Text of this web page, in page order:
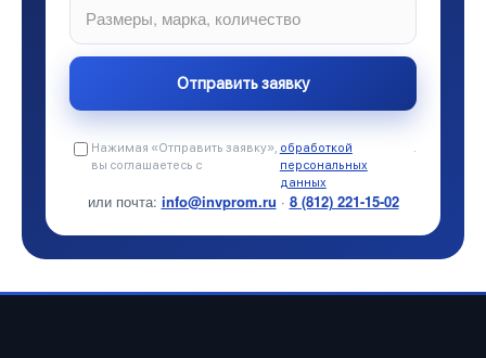
Нажимая «Отправить заявку»,
вы соглашаетесь с
обработкой
персональных
данных
.
или почта: info@invprom.ru · 8 (812) 221-15-02